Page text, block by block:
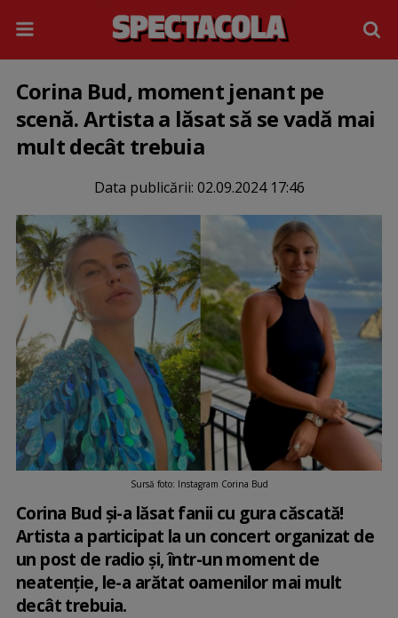
Corina Bud, moment jenant pe
scenă. Artista a lăsat să se vadă mai
mult decât trebuia
Data publicării: 02.09.2024 17:46
Sursă foto: Instagram Corina Bud
Corina Bud și-a lăsat fanii cu gura căscată!
Artista a participat la un concert organizat de
un post de radio și, într-un moment de
neatenție, le-a arătat oamenilor mai mult
decât trebuia.